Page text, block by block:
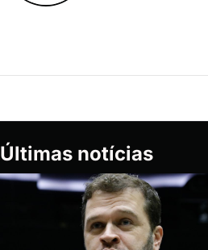
Últimas notícias